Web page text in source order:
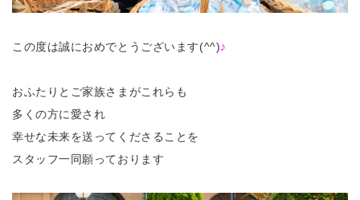
この度は誠におめでとうございます(^^)♪
おふたりとご家族さまがこれらも
多くの方に愛され
幸せな未来を送ってくださることを
スタッフ一同願っております